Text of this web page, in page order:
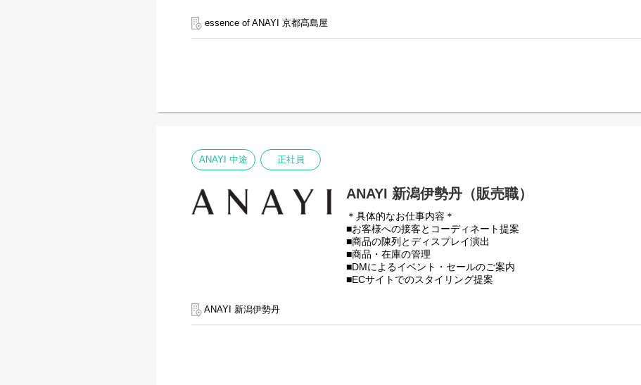
※試用期間：入社後6ヶ月間（待遇に変更はありません）
essence of ANAYI 京都髙島屋
ANAYI 中途 正社員
ANAYI 新潟伊勢丹（販売職）
＊具体的なお仕事内容＊
■お客様への接客とコーディネート提案
■商品の陳列とディスプレイ演出
■商品・在庫の管理
■DMによるイベント・セールのご案内
■ECサイトでのスタイリング提案
※試用期間：入社後6ヶ月間（待遇に変更はありません）
ANAYI 新潟伊勢丹